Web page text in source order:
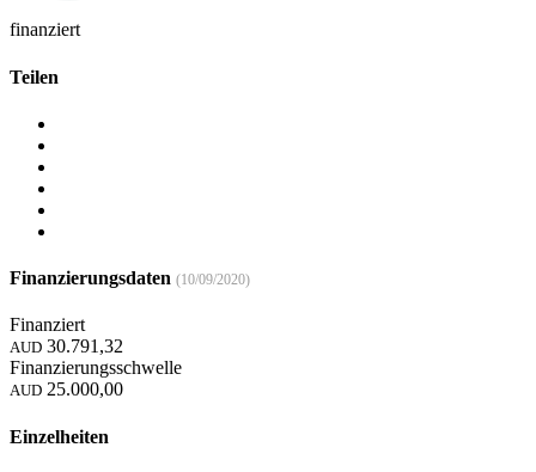
finanziert
Teilen
Finanzierungsdaten (10/09/2020)
Finanziert
AUD 30.791,32
Finanzierungsschwelle
AUD 25.000,00
Einzelheiten